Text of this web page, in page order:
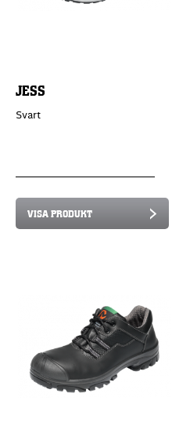
JESS
Svart
VISA PRODUKT